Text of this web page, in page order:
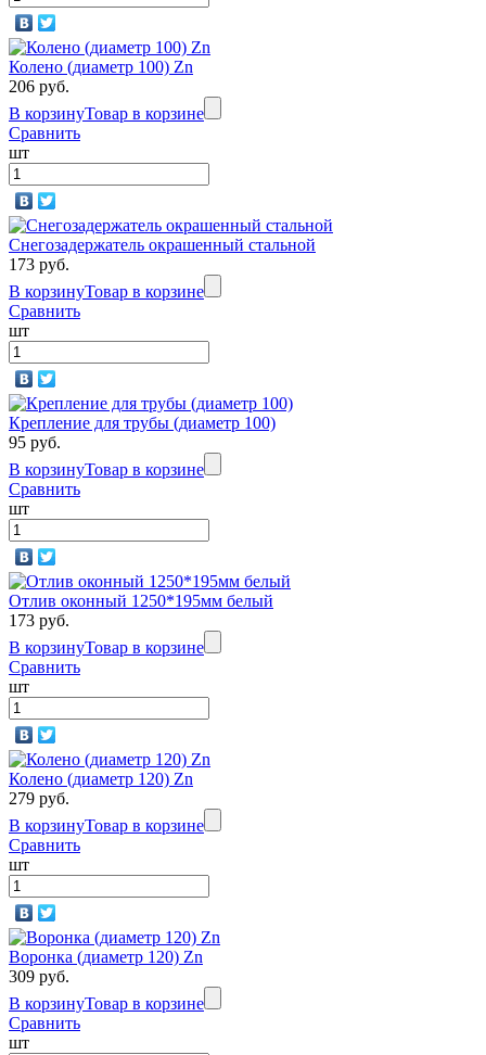
Колено (диаметр 100) Zn
206 руб.
В корзинуТовар в корзине
Сравнить
шт
Снегозадержатель окрашенный стальной
173 руб.
В корзинуТовар в корзине
Сравнить
шт
Крепление для трубы (диаметр 100)
95 руб.
В корзинуТовар в корзине
Сравнить
шт
Отлив оконный 1250*195мм белый
173 руб.
В корзинуТовар в корзине
Сравнить
шт
Колено (диаметр 120) Zn
279 руб.
В корзинуТовар в корзине
Сравнить
шт
Воронка (диаметр 120) Zn
309 руб.
В корзинуТовар в корзине
Сравнить
шт